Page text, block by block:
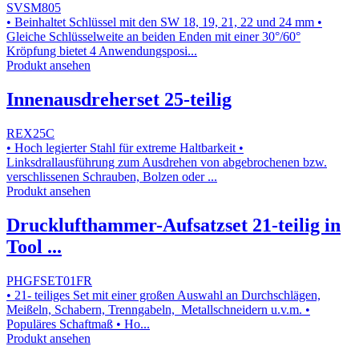
SVSM805
• Beinhaltet Schlüssel mit den SW 18, 19, 21, 22 und 24 mm •
Gleiche Schlüsselweite an beiden Enden mit einer 30°/60°
Kröpfung bietet 4 Anwendungsposi...
Produkt ansehen
Innenausdreherset 25-teilig
REX25C
• Hoch legierter Stahl für extreme Haltbarkeit •
Linksdrallausführung zum Ausdrehen von abgebrochenen bzw.
verschlissenen Schrauben, Bolzen oder ...
Produkt ansehen
Drucklufthammer-Aufsatzset 21-teilig in
Tool ...
PHGFSET01FR
• 21- teiliges Set mit einer großen Auswahl an Durchschlägen,
Meißeln, Schabern, Trenngabeln, Metallschneidern u.v.m. •
Populäres Schaftmaß • Ho...
Produkt ansehen